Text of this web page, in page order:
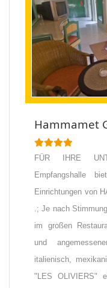
Hammamet
FÜR IHRE
Empfangshalle
Einrichtungen von
.; Je nach
im großen
und
italienisch,
"LES OLIVIERS"